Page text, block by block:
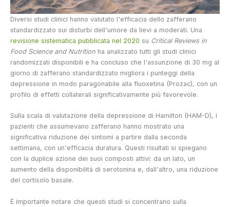
Diversi studi clinici hanno valutato l'efficacia dello zafferano
standardizzato sui disturbi dell'umore da lievi a moderati. Una
revisione sistematica pubblicata nel 2020 su Critical Reviews in
Food Science and Nutrition ha analizzato tutti gli studi clinici
randomizzati disponibili e ha concluso che l'assunzione di 30 mg al
giorno di zafferano standardizzato migliora i punteggi della
depressione in modo paragonabile alla fluoxetina (Prozac), con un
profilo di effetti collaterali significativamente più favorevole.
Sulla scala di valutazione della depressione di Hamilton (HAM-D), i
pazienti che assumevano zafferano hanno mostrato una
significativa riduzione dei sintomi a partire dalla seconda
settimana, con un'efficacia duratura. Questi risultati si spiegano
con la duplice azione dei suoi composti attivi: da un lato, un
aumento della disponibilità di serotonina e, dall'altro, una riduzione
del cortisolo basale.
È importante notare che questi studi si concentrano sulla